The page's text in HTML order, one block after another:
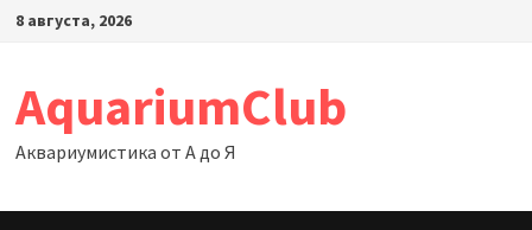
Перейти
8 августа, 2026
AquariumClub
Аквариумистика от А до Я